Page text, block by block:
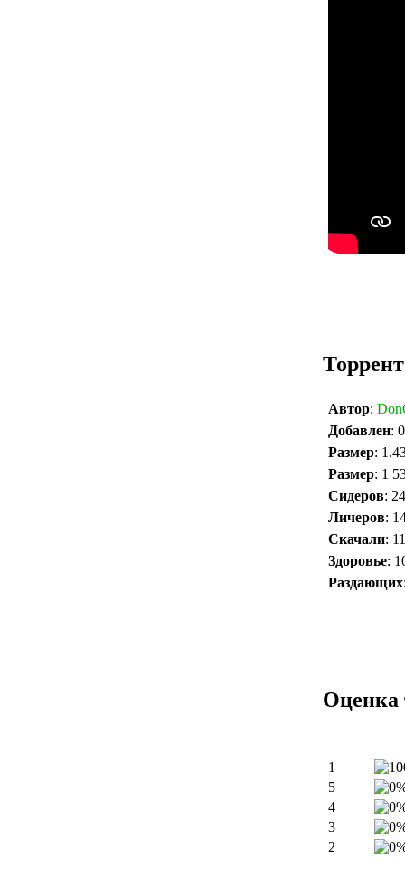
Торрент
Автор:
Добавлен:
Размер:
Размер: 1
Сидеров: 24
Личеров:
Скачали:
Здоровье:
Раздающих
Оценка
1
5
4
3
2